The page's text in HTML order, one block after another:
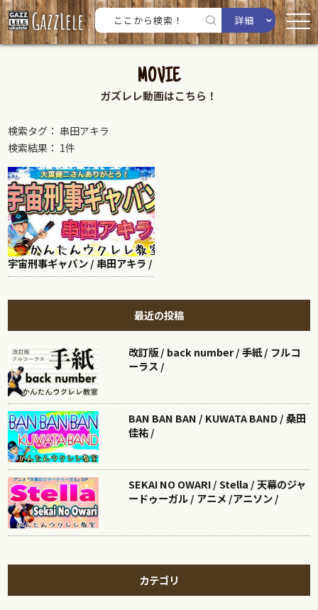
詳細
MOVIE
ガズレレ動画はこちら！
検索タグ： 串田アキラ
検索結果： 1件
宇宙刑事ギャバン / 串田アキラ /
最近の投稿
改訂版 / back number / 手紙 / フルコ
ーラス /
BAN BAN BAN / KUWATA BAND / 桑田
佳祐 /
SEKAI NO OWARI / Stella / 天幕のジャ
ードゥーガル / アニメ /アニソン /
カテゴリ